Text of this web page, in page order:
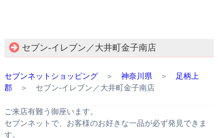
セブン‐イレブン／大井町金子南店
セブンネットショッピング＞ 神奈川県 ＞
足柄上
郡 ＞ セブン‐イレブン／大井町金子南店
ご来店有難う御座います。
セブンネットで、お客様のお好きな一品が必ず発見できま
す。